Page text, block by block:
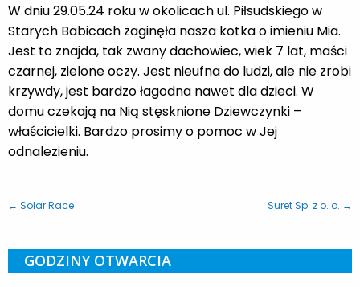
W dniu 29.05.24 roku w okolicach ul. Piłsudskiego w
Starych Babicach zaginęła nasza kotka o imieniu Mia.
Jest to znajda, tak zwany dachowiec, wiek 7 lat, maści
czarnej, zielone oczy. Jest nieufna do ludzi, ale nie zrobi
krzywdy, jest bardzo łagodna nawet dla dzieci. W
domu czekają na Nią stęsknione Dziewczynki –
właścicielki. Bardzo prosimy o pomoc w Jej
odnalezieniu.
← Solar Race Suret Sp. z o. o. →
GODZINY OTWARCIA